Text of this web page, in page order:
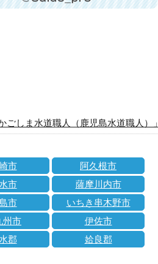
しま水道職人（鹿児島水道職人）」
市
阿久根市
市
薩摩川内市
市
いちき串木野市
州市
伊佐市
郡
姶良郡